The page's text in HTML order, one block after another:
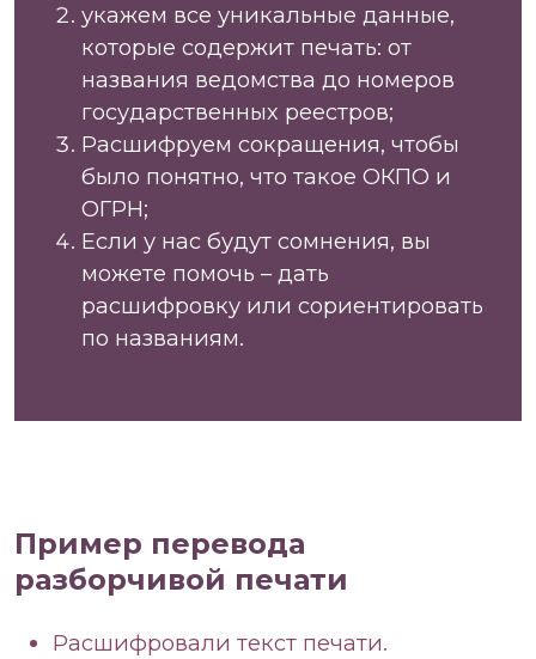
укажем все уникальные данные,
которые содержит печать: от
названия ведомства до номеров
государственных реестров;
Расшифруем сокращения, чтобы
было понятно, что такое ОКПО и
ОГРН;
Если у нас будут сомнения, вы
можете помочь – дать
расшифровку или сориентировать
по названиям.
Пример перевода
разборчивой печати
Расшифровали текст печати.